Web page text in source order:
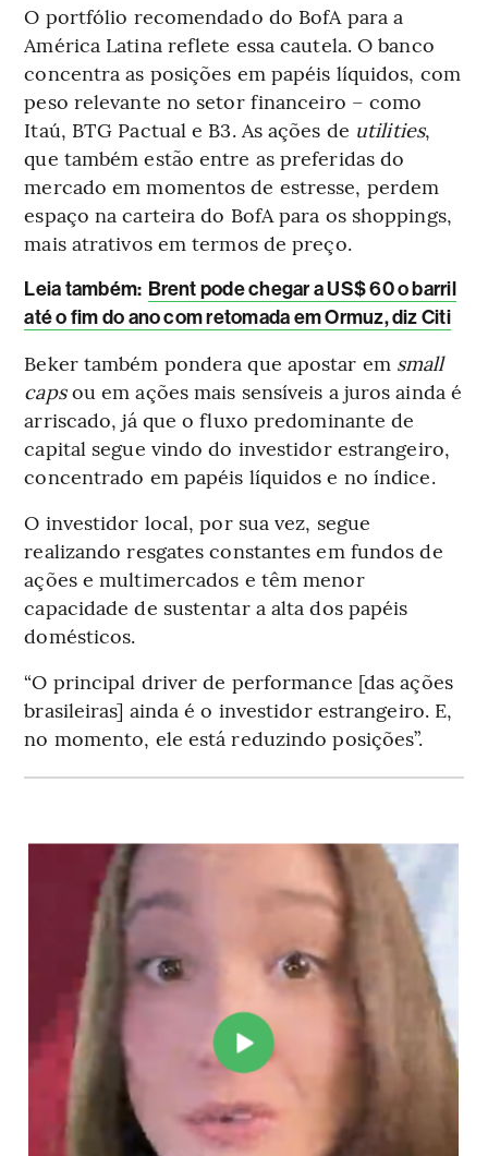
O portfólio recomendado do BofA para a
América Latina reflete essa cautela. O banco
concentra as posições em papéis líquidos, com
peso relevante no setor financeiro – como
Itaú, BTG Pactual e B3. As ações de utilities,
que também estão entre as preferidas do
mercado em momentos de estresse, perdem
espaço na carteira do BofA para os shoppings,
mais atrativos em termos de preço.
Leia também: Brent pode chegar a US$ 60 o barril
até o fim do ano com retomada em Ormuz, diz Citi
Beker também pondera que apostar em small
capsou em ações mais sensíveis a juros ainda é
arriscado, já que o fluxo predominante de
capital segue vindo do investidor estrangeiro,
concentrado em papéis líquidos e no índice.
O investidor local, por sua vez, segue
realizando resgates constantes em fundos de
ações e multimercados e têm menor
capacidade de sustentar a alta dos papéis
domésticos.
“O principal driver de performance [das ações
brasileiras] ainda é o investidor estrangeiro. E,
no momento, ele está reduzindo posições”.